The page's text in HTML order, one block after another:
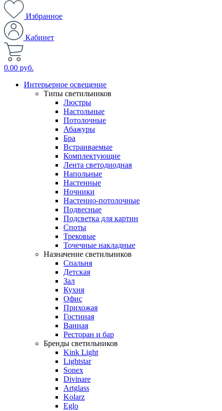
Избранное
Кабинет
0.00 руб.
Интерьерное освещение
Типы светильников
Люстры
Настольные
Потолочные
Абажуры
Бра
Встраиваемые
Комплектующие
Лента светодиодная
Напольные
Настенные
Ночники
Настенно-потолочные
Подвесные
Подсветка для картин
Споты
Трековые
Точечные накладные
Назначение светильников
Спальня
Детская
Зал
Кухня
Офис
Прихожая
Гостиная
Ванная
Ресторан и бар
Бренды светильников
Kink Light
Lightstar
Sonex
Divinare
Artglass
Kolarz
Eglo